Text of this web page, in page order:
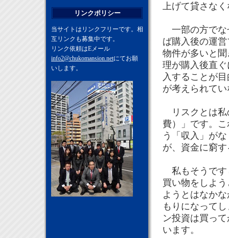
上げて貸さな
一部の方でな
ば購入後の運
物件が多いと
理が購入後直
入することが
が考えられて
リスクとは私
費）」です。
う「収入」が
が、資金に窮
私もそうです
買い物をしよ
ようとはなか
もりになって
ン投資は買っ
います。
リンクポリシー
当サイトはリンクフリーです。相
互リンクも募集中です。
リンク依頼はEメール
info2@chukomansion.netにてお願
いします。